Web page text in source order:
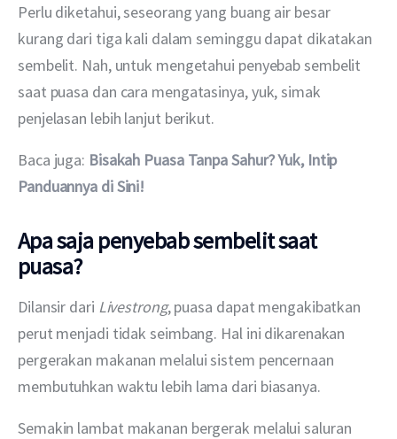
Perlu diketahui, seseorang yang buang air besar
kurang dari tiga kali dalam seminggu dapat dikatakan
sembelit. Nah, untuk mengetahui penyebab sembelit
saat puasa dan cara mengatasinya, yuk, simak
penjelasan lebih lanjut berikut.
Baca juga: Bisakah Puasa Tanpa Sahur? Yuk, Intip
Panduannya di Sini!
Apa saja penyebab sembelit saat
puasa?
Dilansir dari Livestrong, puasa dapat mengakibatkan
perut menjadi tidak seimbang. Hal ini dikarenakan
pergerakan makanan melalui sistem pencernaan
membutuhkan waktu lebih lama dari biasanya.
Semakin lambat makanan bergerak melalui saluran